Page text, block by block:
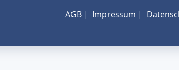
AGB| Impressum |